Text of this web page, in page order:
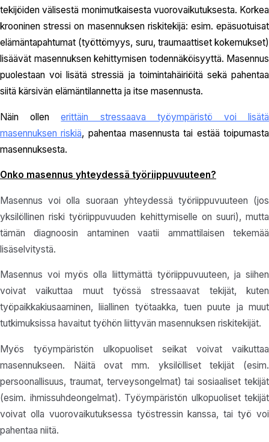
tekijöiden välisestä monimutkaisesta vuorovaikutuksesta. Korkea
krooninen stressi on masennuksen riskitekijä: esim. epäsuotuisat
elämäntapahtumat (työttömyys, suru, traumaattiset kokemukset)
lisäävät masennuksen kehittymisen todennäköisyyttä. Masennus
puolestaan voi lisätä stressiä ja toimintahäiriöitä sekä pahentaa
siitä kärsivän elämäntilannetta ja itse masennusta.
Näin ollenerittäin stressaava työympäristö voi lisätä
masennuksen riskiä, pahentaa masennusta tai estää toipumasta
masennuksesta.
Onko masennus yhteydessä työriippuvuuteen?
Masennus voi olla suoraan yhteydessä työriippuvuuteen (jos
yksilöllinen riski työriippuvuuden kehittymiselle on suuri), mutta
tämän diagnoosin antaminen vaatii ammattilaisen tekemää
lisäselvitystä.
Masennus voi myös olla liittymättä työriippuvuuteen, ja siihen
voivat vaikuttaa muut työssä stressaavat tekijät, kuten
työpaikkakiusaaminen, liiallinen työtaakka, tuen puute ja muut
tutkimuksissa havaitut työhön liittyvän masennuksen riskitekijät.
Myös työympäristön ulkopuoliset seikat voivat vaikuttaa
masennukseen. Näitä ovat mm. yksilölliset tekijät (esim.
persoonallisuus, traumat, terveysongelmat) tai sosiaaliset tekijät
(esim. ihmissuhdeongelmat). Työympäristön ulkopuoliset tekijät
voivat olla vuorovaikutuksessa työstressin kanssa, tai työ voi
pahentaa niitä.